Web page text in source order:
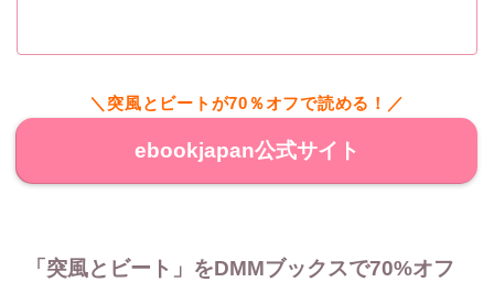
＼突風とビートが70％オフで読める！／
ebookjapan公式サイト
「突風とビート」をDMMブックスで70%オフ